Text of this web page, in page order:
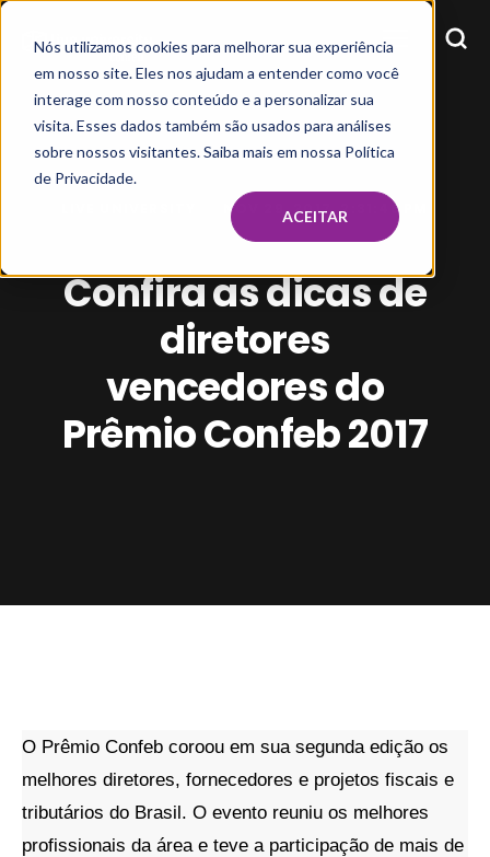
Nós utilizamos cookies para melhorar sua experiência
em nosso site. Eles nos ajudam a entender como você
interage com nosso conteúdo e a personalizar sua
visita. Esses dados também são usados para análises
sobre nossos visitantes. Saiba mais em nossa Política
de Privacidade.
ACEITAR
NOV 29, 2017, 2:31:46 PM
Confira as dicas de
diretores
vencedores do
Prêmio Confeb 2017
O Prêmio Confeb coroou em sua segunda edição os
melhores diretores, fornecedores e projetos fiscais e
tributários do Brasil. O evento reuniu os melhores
profissionais da área e teve a participação de mais de